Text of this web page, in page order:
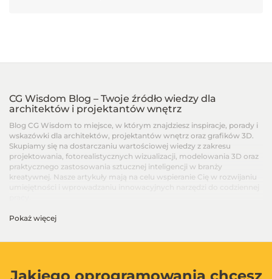
CG Wisdom Blog – Twoje źródło wiedzy dla
architektów i projektantów wnętrz
Blog CG Wisdom to miejsce, w którym znajdziesz inspiracje, porady i
wskazówki dla architektów, projektantów wnętrz oraz grafików 3D.
Skupiamy się na dostarczaniu wartościowej wiedzy z zakresu
projektowania, fotorealistycznych wizualizacji, modelowania 3D oraz
praktycznego zastosowania sztucznej inteligencji w branży
kreatywnej. Nasze artykuły mają na celu wspieranie Cię w rozwijaniu
Artykuły dla architektów i projektantów wnętrz –
Pokaż więcej